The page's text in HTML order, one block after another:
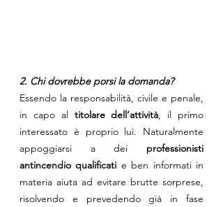
2. Chi dovrebbe porsi la domanda?
Essendo la responsabilità, civile e penale,
in capo al titolare dell’attività, il primo
interessato è proprio lui. Naturalmente
appoggiarsi a dei professionisti
antincendio qualificati e ben informati in
materia aiuta ad evitare brutte sorprese,
risolvendo e prevedendo già in fase